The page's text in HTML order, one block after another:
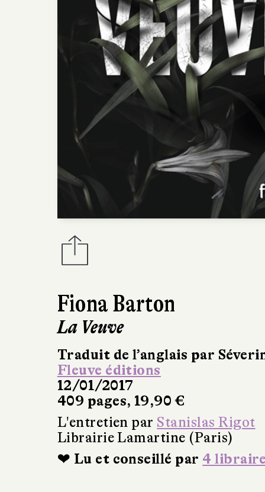
Fiona Barton
La Veuve
Traduit de l’anglais par
Fleuve éditions
12/01/2017
409 pages, 19,90 €
L'entretien par Stanislas Rigot
Librairie Lamartine (Paris)
❤ Lu et conseillé par 4